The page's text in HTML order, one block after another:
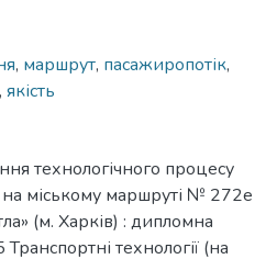
, маршрут, пасажиропотік,
, якість
технологічного процесу
міському маршруті № 272е
(м. Харків) : дипломна
технології (на